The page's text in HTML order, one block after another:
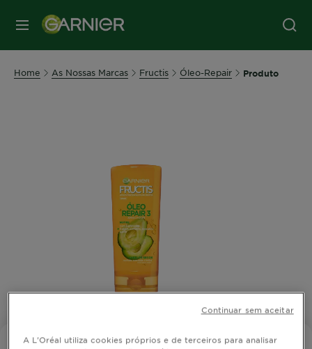
MENU
Home As Nossas Marcas Fructis Óleo-Repair Produto
FRUCTIS OLEO REPAIR
A L'Oréal utiliza cookies próprios e de terceiros para analisar
Continuar sem aceitar